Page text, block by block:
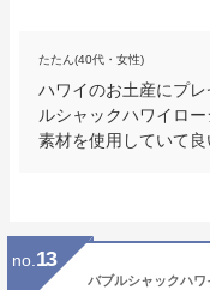
たたん(40代・女性)
ハワイのお土産にプ
ルシャックハワイロ
素材を使用していて良
no. 13